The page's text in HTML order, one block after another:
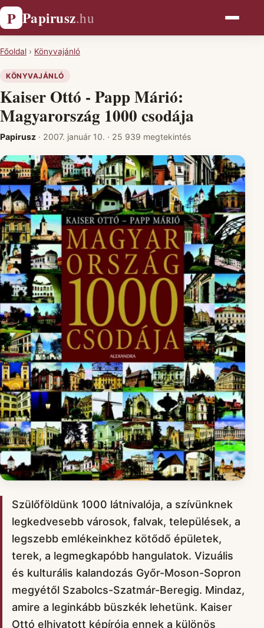
P Papirusz.hu
Főoldal › Könyvajánló
KÖNYVAJÁNLÓ
Kaiser Ottó - Papp Márió:
Magyarország 1000 csodája
Papirusz · 2007. január 10. · 25 939 megtekintés
Szülőföldünk 1000 látnivalója, a szívünknek
legkedvesebb városok, falvak, települések, a
legszebb emlékeinkhez kötődő épületek,
terek, a legmegkapóbb hangulatok. Vizuális
és kulturális kalandozás Győr-Moson-Sopron
megyétől Szabolcs-Szatmár-Beregig. Mindaz,
amire a leginkább büszkék lehetünk. Kaiser
Ottó elhivatott képírója ennek a különös